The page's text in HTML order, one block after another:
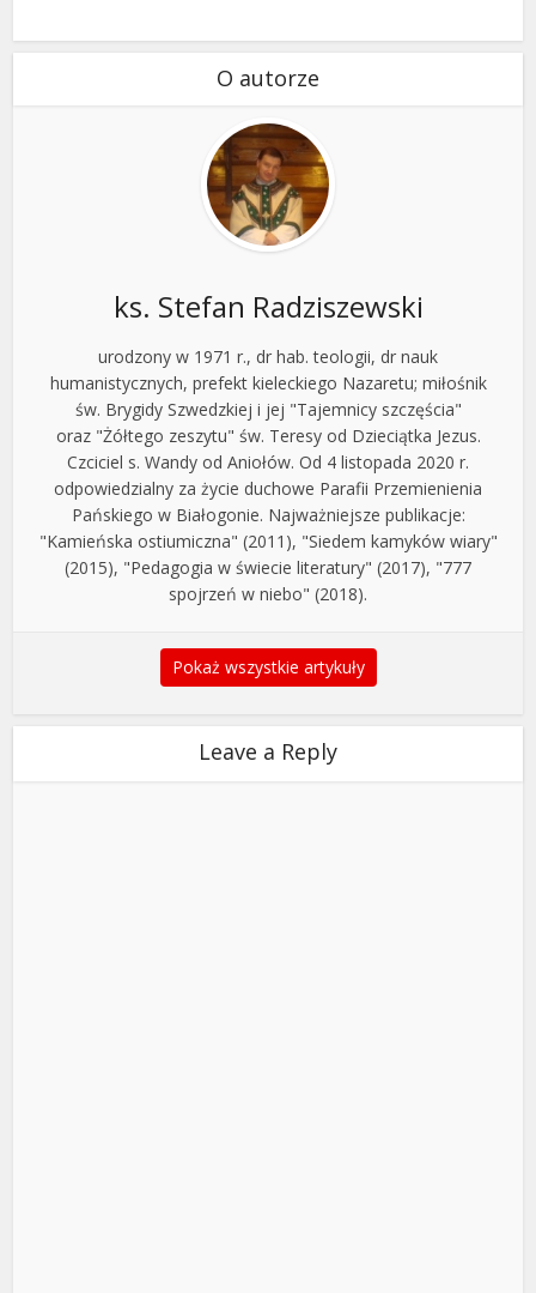
O autorze
ks. Stefan Radziszewski
urodzony w 1971 r., dr hab. teologii, dr nauk
humanistycznych, prefekt kieleckiego Nazaretu; miłośnik
św. Brygidy Szwedzkiej i jej "Tajemnicy szczęścia"
oraz "Żółtego zeszytu" św. Teresy od Dzieciątka Jezus.
Czciciel s. Wandy od Aniołów. Od 4 listopada 2020 r.
odpowiedzialny za życie duchowe Parafii Przemienienia
Pańskiego w Białogonie. Najważniejsze publikacje:
"Kamieńska ostiumiczna" (2011), "Siedem kamyków wiary"
(2015), "Pedagogia w świecie literatury" (2017), "777
spojrzeń w niebo" (2018).
Pokaż wszystkie artykuły
Leave a Reply